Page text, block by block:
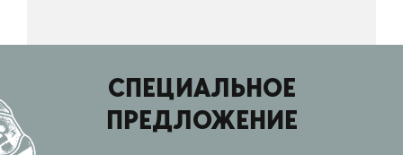
СПЕЦИАЛЬНОЕ
ПРЕДЛОЖЕНИЕ